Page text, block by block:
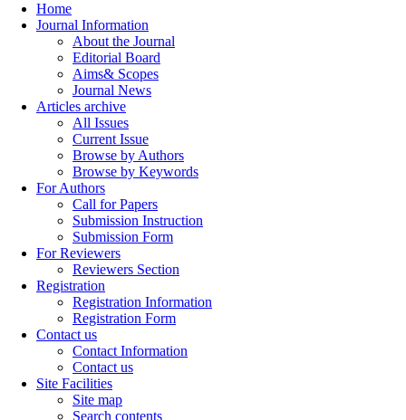
Home
Journal Information
About the Journal
Editorial Board
Aims& Scopes
Journal News
Articles archive
All Issues
Current Issue
Browse by Authors
Browse by Keywords
For Authors
Call for Papers
Submission Instruction
Submission Form
For Reviewers
Reviewers Section
Registration
Registration Information
Registration Form
Contact us
Contact Information
Contact us
Site Facilities
Site map
Search contents